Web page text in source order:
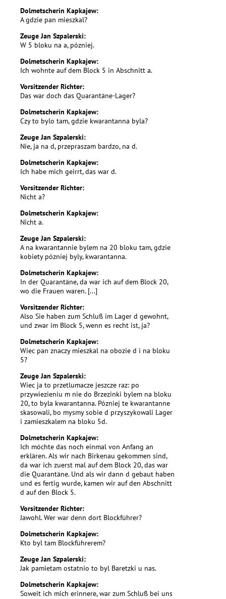
Dolmetscherin Kapkajew:
A gdzie pan mieszkal?
Zeuge Jan Szpalerski:
W 5 bloku na a, pózniej.
Dolmetscherin Kapkajew:
Ich wohnte auf dem Block 5 in Abschnitt a.
Vorsitzender Richter:
Das war doch das Quarantäne-Lager?
Dolmetscherin Kapkajew:
Czy to bylo tam, gdzie kwarantanna byla?
Zeuge Jan Szpalerski:
Nie, ja na d, przepraszam bardzo, na d.
Dolmetscherin Kapkajew:
Ich habe mich geirrt, das war d.
Vorsitzender Richter:
Nicht a?
Dolmetscherin Kapkajew:
Nicht a.
Zeuge Jan Szpalerski:
A na kwarantannie bylem na 20 bloku tam, gdzie
kobiety pózniej byly, kwarantanna.
Dolmetscherin Kapkajew:
In der Quarantäne, da war ich auf dem Block 20,
wo die Frauen waren. [...]
Vorsitzender Richter:
Also Sie haben zum Schluß im Lager d gewohnt,
und zwar im Block 5, wenn es recht ist, ja?
Dolmetscherin Kapkajew:
Wiec pan znaczy mieszkal na obozie d i na bloku
5?
Zeuge Jan Szpalerski:
Wiec ja to przetlumacze jeszcze raz: po
przywiezieniu m nie do Brzezinki bylem na bloku
20, to byla kwarantanna. Pózniej te kwarantanne
skasowali, bo mysmy sobie d przyszykowali Lager
i zamieszkalem na bloku 5d.
Dolmetscherin Kapkajew:
Ich möchte das noch einmal von Anfang an
erklären. Als wir nach Birkenau gekommen sind,
da war ich zuerst mal auf dem Block 20, das war
die Quarantäne. Und als wir dann d gebaut haben
und es fertig wurde, kamen wir auf den Abschnitt
d auf den Block 5.
Vorsitzender Richter:
Jawohl. Wer war denn dort Blockführer?
Dolmetscherin Kapkajew:
Kto byl tam Blockführerem?
Zeuge Jan Szpalerski:
Jak pamietam ostatnio to byl Baretzki u nas.
Dolmetscherin Kapkajew:
Soweit ich mich erinnere, war zum Schluß bei uns